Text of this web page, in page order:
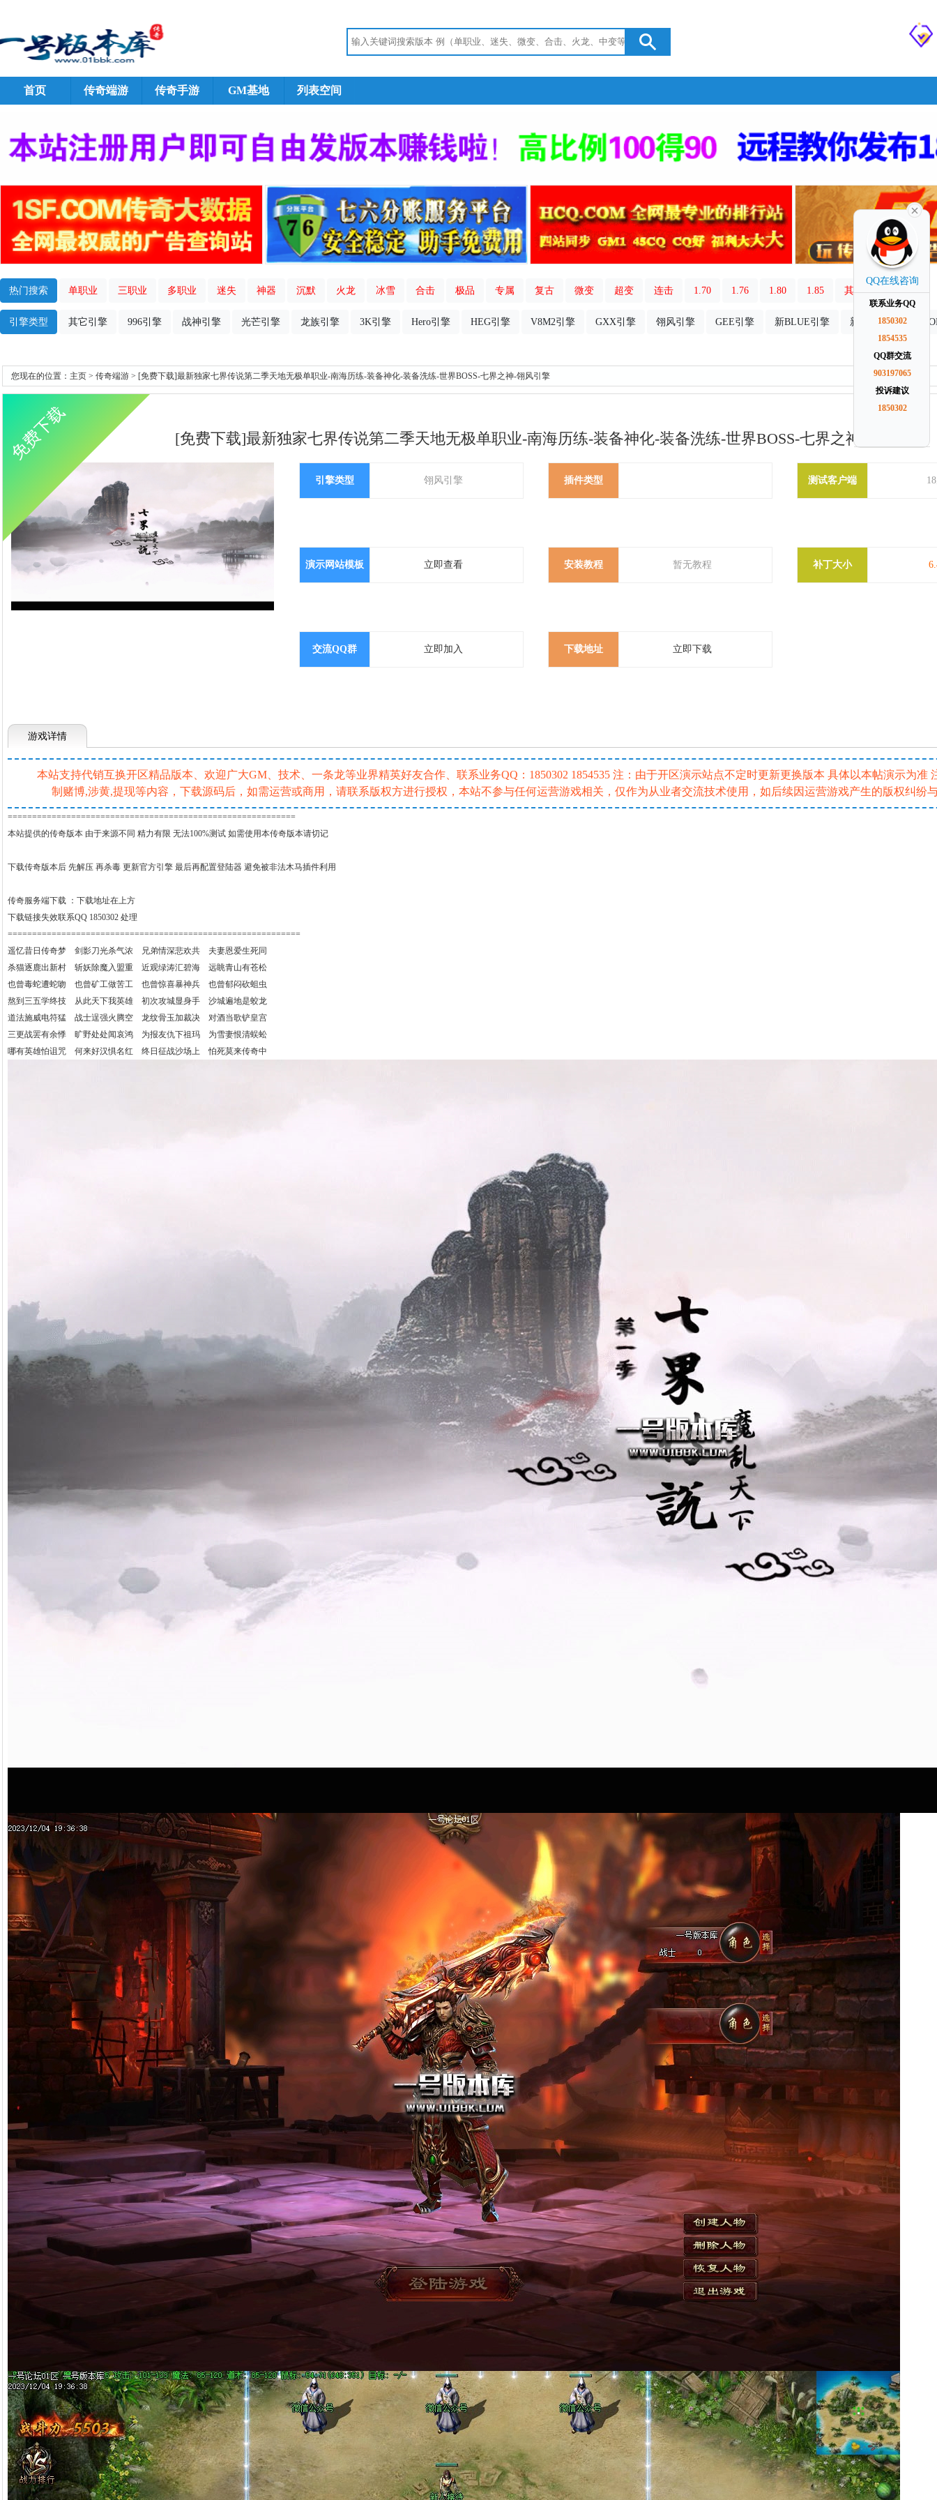
首页 传奇端游 传奇手游 GM基地 列表空间
热门搜索 单职业 三职业 多职业 迷失 神器 沉默 火龙 冰雪 合击 极品 专属 复古 微变 超变 连击 1.70 1.76 1.80 1.85 其它类型
引擎类型 其它引擎 996引擎 战神引擎 光芒引擎 龙族引擎 3K引擎 Hero引擎 HEG引擎 V8M2引擎 GXX引擎 翎风引擎 GEE引擎 新BLUE引擎 新GOM引擎
您现在的位置： 主页 > 传奇端游 > [免费下载]最新独家七界传说第二季天地无极单职业-南海历练-装备神化-装备洗练-世界BOSS-七界之神-翎风引擎
免费下载 [免费下载]最新独家七界传说第二季天地无极单职业-南海历练-装备神化-装备洗练-世界BOSS-七界之神-翎风引擎
引擎类型 翎风引擎 插件类型 测试客户端
演示网站模板 立即查看 安装教程 暂无教程 补丁大小
交流QQ群 立即加入 下载地址 立即下载
游戏详情
本站支持代销互换开区精品版本、欢迎广大GM、技术、一条龙等业界精英好友合作、联系业务QQ：1850302 1854535 注：由于开区演示站点不定时更新更换版本 具体以本帖演示为准
制赌博,涉黄,提现等内容，下载源码后，如需运营或商用，请联系版权方进行授权，本站不参与任何运营游戏相关，仅作为从业者交流技术使用，如后续因运营游戏产生的版权纠纷
===========================================================
本站提供的传奇版本 由于来源不同 精力有限 无法100%测试 如需使用本传奇版本请切记
下载传奇版本后 先解压 再杀毒 更新官方引擎 最后再配置登陆器 避免被非法木马插件利用
传奇服务端下载 ：下载地址在上方
下载链接失效联系QQ 1850302 处理
============================================================
遥忆昔日传奇梦 剑影刀光杀气浓 兄弟情深悲欢共 夫妻恩爱生死同
杀猫逐鹿出新村 斩妖除魔入盟重 近观绿涛汇碧海 远眺青山有苍松
也曾毒蛇遭蛇吻 也曾矿工做苦工 也曾惊喜暴神兵 也曾郁闷砍蛆虫
熬到三五学终技 从此天下我英雄 初次攻城显身手 沙城遍地是蛟龙
道法施威电符猛 战士逞强火腾空 龙纹骨玉加裁决 对酒当歌铲皇宫
三更战罢有余悸 旷野处处闻哀鸿 为报友仇下祖玛 为雪妻恨清蜈蚣
哪有英雄怕诅咒 何来好汉惧名红 终日征战沙场上 怕死莫来传奇中
QQ在线咨询
联系业务QQ
1850302
1854535
QQ群交流
903197065
投诉建议
1850302